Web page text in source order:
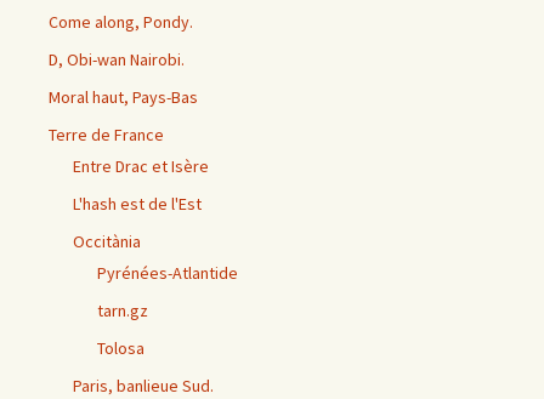
Come along, Pondy.
D, Obi-wan Nairobi.
Moral haut, Pays-Bas
Terre de France
Entre Drac et Isère
L'hash est de l'Est
Occitània
Pyrénées-Atlantide
tarn.gz
Tolosa
Paris, banlieue Sud.